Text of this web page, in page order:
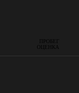
ПРОБЕГ
ОЦЕНКА